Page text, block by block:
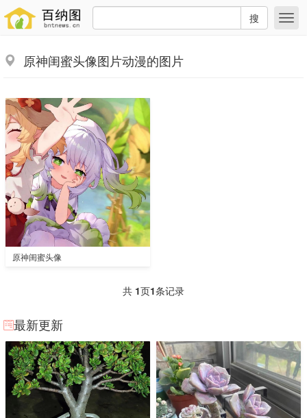
搜
原神闺蜜头像图片动漫的图片
原神闺蜜头像
共 1页1条记录
最新更新